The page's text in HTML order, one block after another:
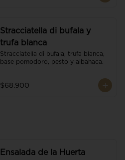
Stracciatella di bufala y
trufa blanca
Stracciatella di bufala, trufa blanca,
base pomodoro, pesto y albahaca.
$68.900
Ensalada de la Huerta